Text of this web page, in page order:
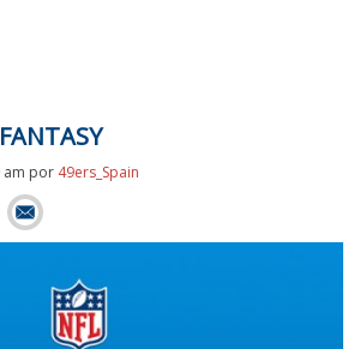
por 49ers_Spain